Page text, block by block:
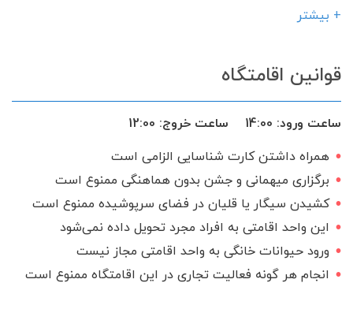
وسایل آشپزی
فضای سبز
آلاچیق
+ بیشتر
قوانین اقامتگاه
ساعت ورود: 14:00 ساعت خروج: 12:00
همراه داشتن کارت شناسایی الزامی است
برگزاری میهمانی و جشن بدون هماهنگی ممنوع است
کشیدن سیگار یا قلیان در فضای سرپوشیده ممنوع است
این واحد اقامتی به افراد مجرد تحویل داده نمی‌شود
ورود حیوانات خانگی به واحد اقامتی مجاز نیست
انجام هر گونه فعالیت تجاری در این اقامتگاه ممنوع است